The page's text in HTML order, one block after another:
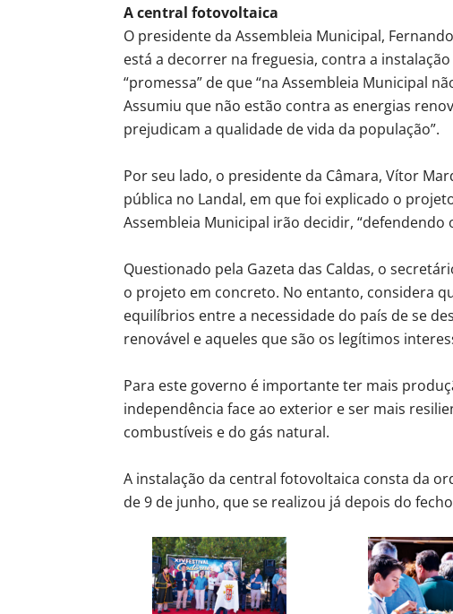
A central fotovoltaica
O presidente da Assembleia Municipal,
está a decorrer na freguesia, contra a
“promessa” de que “na Assembleia Municipal
Assumiu que não estão contra as energias
prejudicam a qualidade de vida da população”.
Por seu lado, o presidente da Câmara, Vítor
pública no Landal, em que foi explicado o
Assembleia Municipal irão decidir, “defendendo
Questionado pela Gazeta das Caldas, o
o projeto em concreto. No entanto, considera
equilíbrios entre a necessidade do país de se
renovável e aqueles que são os legítimos
Para este governo é importante ter mais
independência face ao exterior e ser mais
combustíveis e do gás natural.
A instalação da central fotovoltaica consta da
de 9 de junho, que se realizou já depois do